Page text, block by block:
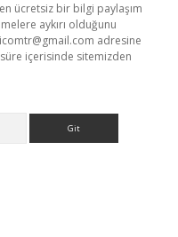
ücretsiz bir bilgi paylaşım
aykırı olduğunu
adresine
içerisinde sitemizden